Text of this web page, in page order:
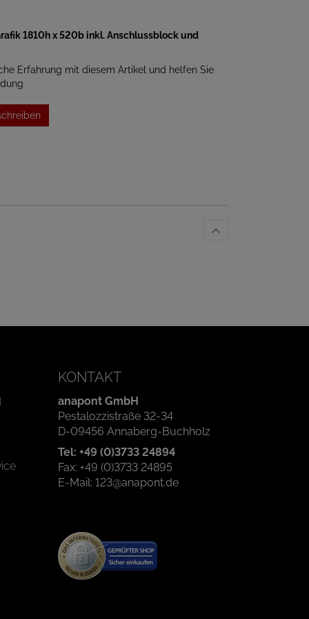
1810h x 520b inkl. Anschlussblock und
Erfahrung mit diesem Artikel und helfen Sie
KONTAKT
anapont GmbH
Pestalozzistraße 32-34
D-09456 Annaberg-Buchholz
Tel: +49 (0)3733 24894
Fax: +49 (0)3733 24895
E-Mail: 123@anapont.de